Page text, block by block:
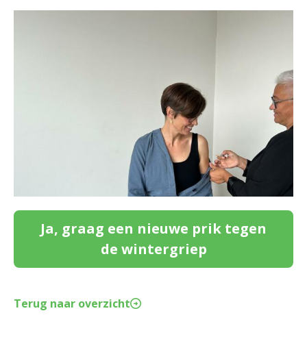
Ja, graag een nieuwe prik tegen
de wintergriep
Terug naar overzicht